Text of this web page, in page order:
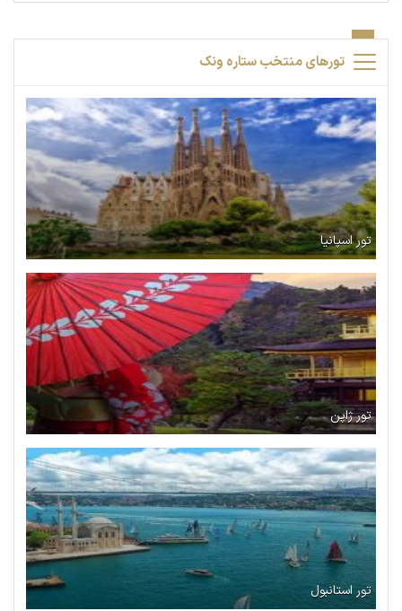
تورهای منتخب ستاره ونک
تور اسپانیا
تور ژاپن
تور استانبول